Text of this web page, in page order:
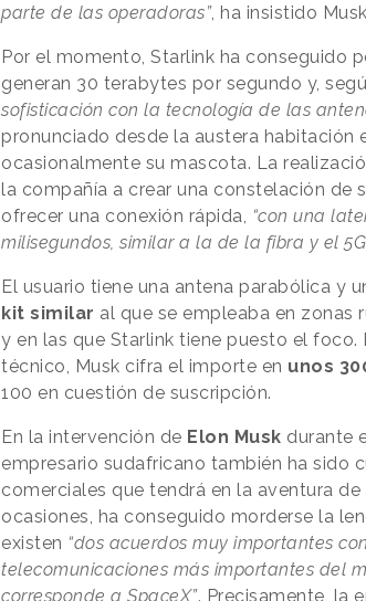
parte de las operadoras”, ha insistido
Por el momento, Starlink ha conseguido
generan 30 terabytes por segundo y,
sofisticación con la tecnología de las
pronunciado desde la austera habitación
ocasionalmente su mascota. La
la compañía a crear una constelación de
ofrecer una conexión rápida,
“con una
milisegundos, similar a la de la fibra y el
El usuario tiene una antena parabólica y
kit similar al que se empleaba en zonas
y en las que Starlink tiene puesto el
técnico, Musk cifra el importe en unos
100 en cuestión de suscripción.
En la intervención de Elon Musk durante
empresario sudafricano también ha sido
comerciales que tendrá en la aventura
ocasiones, ha conseguido morderse la
existen “dos acuerdos muy importantes
telecomunicaciones más importantes del
corresponde a SpaceX”. Precisamente, la